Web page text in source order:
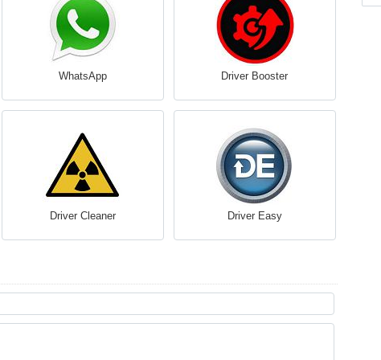
WhatsApp Driver Booster
Driver Cleaner Driver Easy